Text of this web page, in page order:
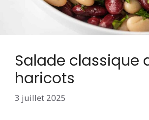
Salade classique
haricots
3 juillet 2025